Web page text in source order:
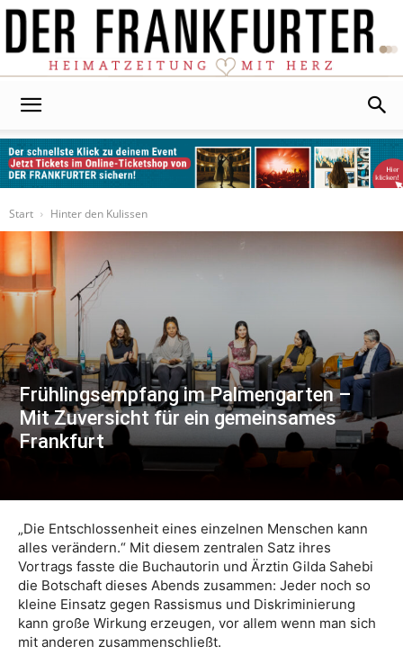
Start
Hinter den Kulissen
Frühlingsempfang im Palmengarten –
Mit Zuversicht für ein gemeinsames
Frankfurt
„Die Entschlossenheit eines einzelnen Menschen kann
alles verändern.“ Mit diesem zentralen Satz ihres
Vortrags fasste die Buchautorin und Ärztin Gilda Sahebi
die Botschaft dieses Abends zusammen: Jeder noch so
kleine Einsatz gegen Rassismus und Diskriminierung
kann große Wirkung erzeugen, vor allem wenn man sich
mit anderen zusammenschließt.